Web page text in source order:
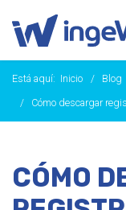
Está aquí: Inicio Blog
Cómo descargar
CÓMO